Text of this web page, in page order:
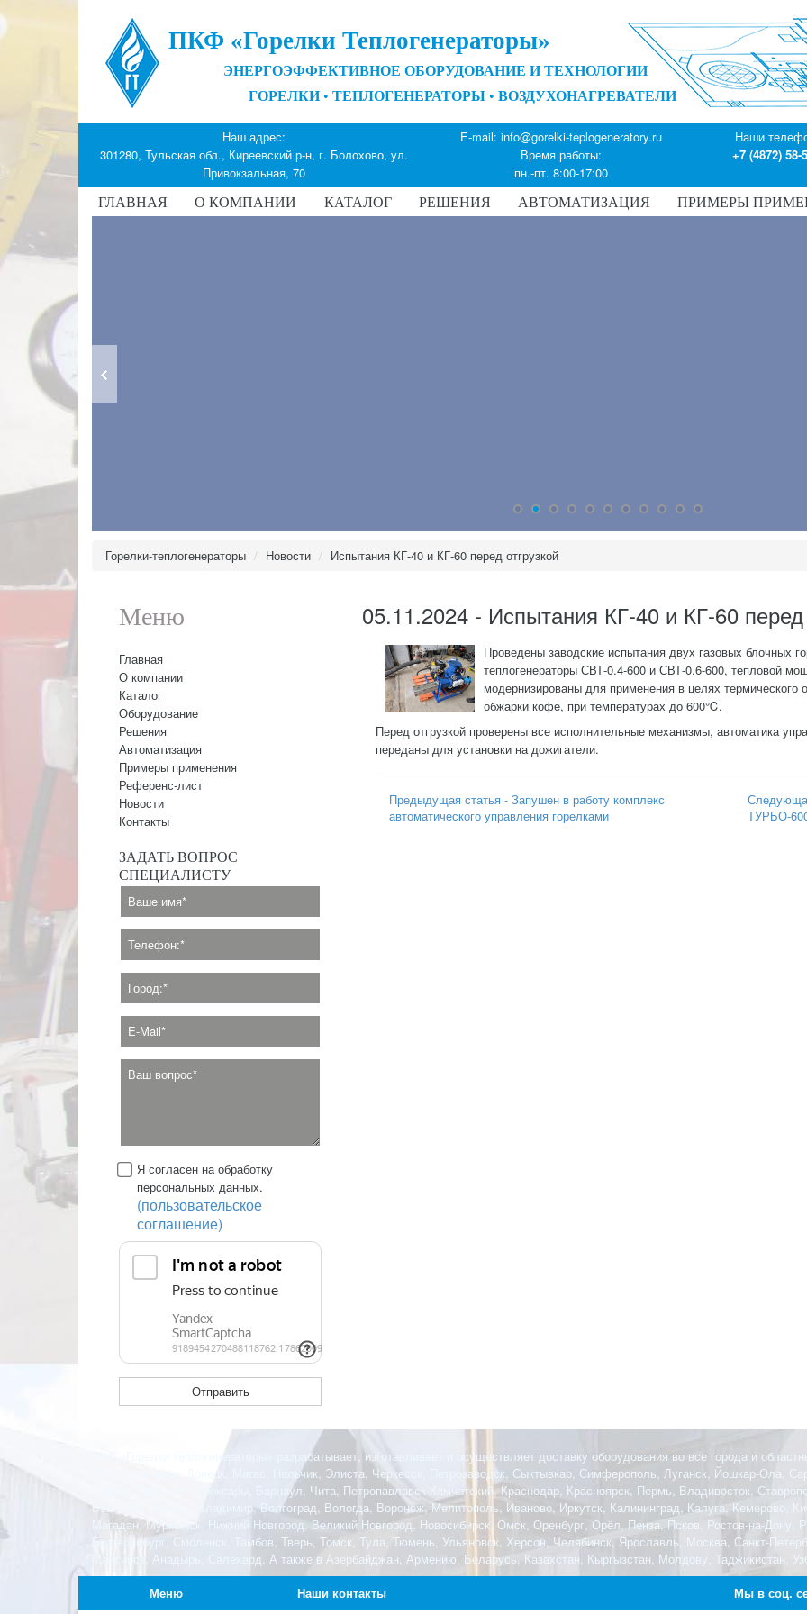
ПКФ «Горелки Теплогенераторы»
ЭНЕРГОЭФФЕКТИВНОЕ ОБОРУДОВАНИЕ И ТЕХНОЛОГИИ
ГОРЕЛКИ • ТЕПЛОГЕНЕРАТОРЫ • ВОЗДУХОНАГРЕВАТЕЛИ
Наш адрес:
301280, Тульская обл., Киреевский р-н, г. Болохово, ул.
Привокзальная, 70
E-mail:info@gorelki-teplogeneratory.ru
Время работы:
пн.-пт. 8:00-17:00
Наши
+7 (4872) 58-
ГЛАВНАЯ О КОМПАНИИ КАТАЛОГ РЕШЕНИЯ АВТОМАТИЗАЦИЯ ПРИМЕРЫ
Горелки-теплогенераторы Новости Испытания КГ-40 и КГ-60 перед отгрузкой
Меню
Главная
О компании
Каталог
Оборудование
Решения
Автоматизация
Примеры применения
Референс-лист
Новости
Контакты
ЗАДАТЬ ВОПРОС
СПЕЦИАЛИСТУ
Я согласен на обработку
персональных данных.
(пользовательское
соглашение)
05.11.2024 - Испытания КГ-40 и КГ-60 перед
Проведены заводские испытания двух газовых блочных
теплогенераторы СВТ-0.4-600 и СВТ-0.6-600, тепловой
модернизированы для применения в целях термического
обжарки кофе, при температурах до 600℃.
Перед отгрузкой проверены все исполнительные механизмы, автоматика
переданы для установки на дожигатели.
Предыдущая статья - Запушен в работу комплекс
автоматического управления горелками
ТУРБО-
ПКФ «Горелки теплогенераторы» разрабатывает, изготавливает и осуществляет доставку оборудования во все города и
Удэ, Махачкала, Донецк, Магас, Нальчик, Элиста, Черкесск, Петрозаводск, Сыктывкар, Симферополь, Луганск, Йошкар-Ола,
Абакан, Грозный, Чебоксары, Барнаул, Чита, Петропавловск-Камчатский, Краснодар, Красноярск, Пермь, Владивосток,
Белгород, Брянск, Владимир, Волгоград, Вологда, Воронеж, Мелитополь, Иваново, Иркутск, Калининград, Калуга, Кемерово,
Магадан, Мурманск, Нижний Новгород, Великий Новгород, Новосибирск, Омск, Оренбург, Орёл, Пенза, Псков, Ростов-на-
Екатеринбург, Смоленск, Тамбов, Тверь, Томск, Тула, Тюмень, Ульяновск, Херсон, Челябинск, Ярославль, Москва, Санкт-
Мансийск, Анадырь, Салехард. А также в Азербайджан, Армению, Беларусь, Казахстан, Кыргызстан, Молдову, Таджикистан,
Меню
Наши контакты Мы в соц.